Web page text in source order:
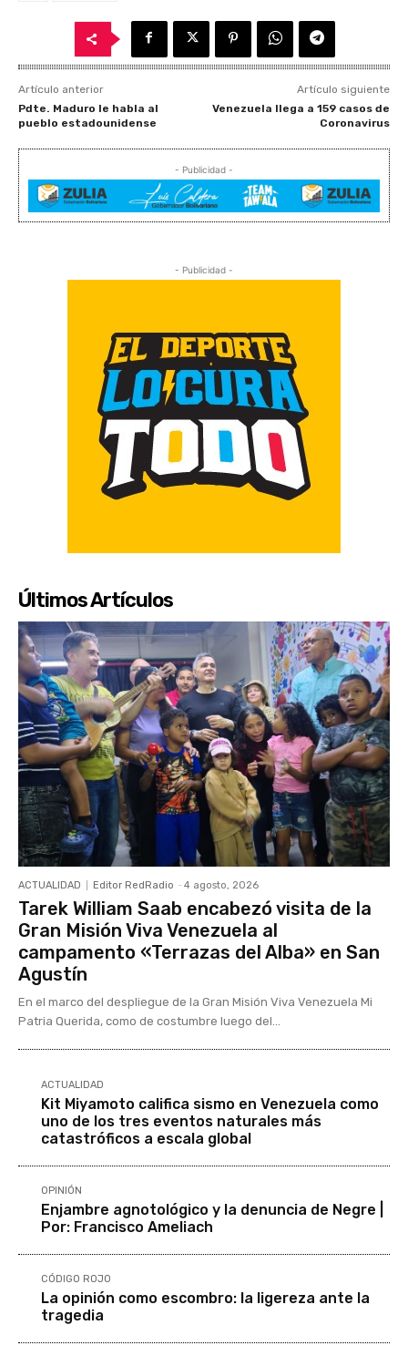
Artículo anterior
Pdte. Maduro le habla al
pueblo estadounidense
Artículo siguiente
Venezuela llega a 159 casos de
Coronavirus
- Publicidad -
- Publicidad -
Últimos Artículos
ACTUALIDAD Editor RedRadio - 4 agosto, 2026
Tarek William Saab encabezó visita de la
Gran Misión Viva Venezuela al
campamento «Terrazas del Alba» en San
Agustín
En el marco del despliegue de la Gran Misión Viva Venezuela Mi
Patria Querida, como de costumbre luego del...
ACTUALIDAD
Kit Miyamoto califica sismo en Venezuela como
uno de los tres eventos naturales más
catastróficos a escala global
OPINIÓN
Enjambre agnotológico y la denuncia de Negre |
Por: Francisco Ameliach
CÓDIGO ROJO
La opinión como escombro: la ligereza ante la
tragedia